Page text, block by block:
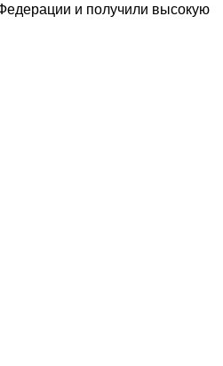
и получили высокую